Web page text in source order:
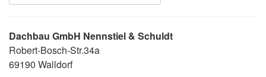
Dachbau GmbH Nennstiel & Schuldt
Robert-Bosch-Str.34a
69190 Walldorf